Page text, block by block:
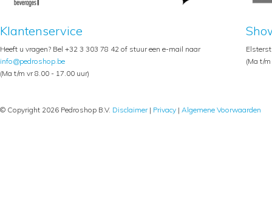
Klantenservice
Heeft u vragen? Bel +32 3 303 78 42 of stuur een e-mail naar
info@pedroshop.be
(Ma t/m vr 8.00 - 17.00 uur)
(Ma t/
© Copyright 2026 Pedroshop B.V. Disclaimer| Privacy | Algemene Voorwaarden